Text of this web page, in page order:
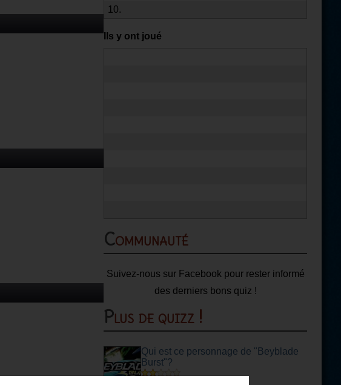
10.
Ils y ont joué
Communauté
Suivez-nous sur Facebook pour rester informé
des derniers bons quiz !
Plus de quizz !
Qui est ce personnage de "Beyblade
Burst"?